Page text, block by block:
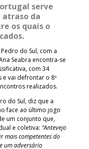
serve
atraso da
os quais o
do Sul, com a
Seabra encontra-se
com 34
vai defrontar o 8º
realizados.
do Sul, diz que a
face ao último jogo
um conjunto que,
e coletiva: “Antevejo
mais competentes do
um adversário